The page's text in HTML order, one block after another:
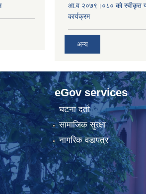
आ.व २०७९।०८० को स्वीकृत
कार्यक्रम
अन्य
eGov services
घटना दर्ता
सामाजिक सुरक्षा
नागरिक वडापत्र